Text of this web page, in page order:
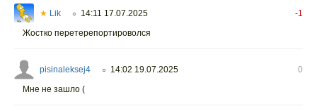
★ Lik ○ 14:11 17.07.2025
-1
Жостко перетерепортироволся
pisinaleksej4 ○ 14:02 19.07.2025
0
Мне не зашло (